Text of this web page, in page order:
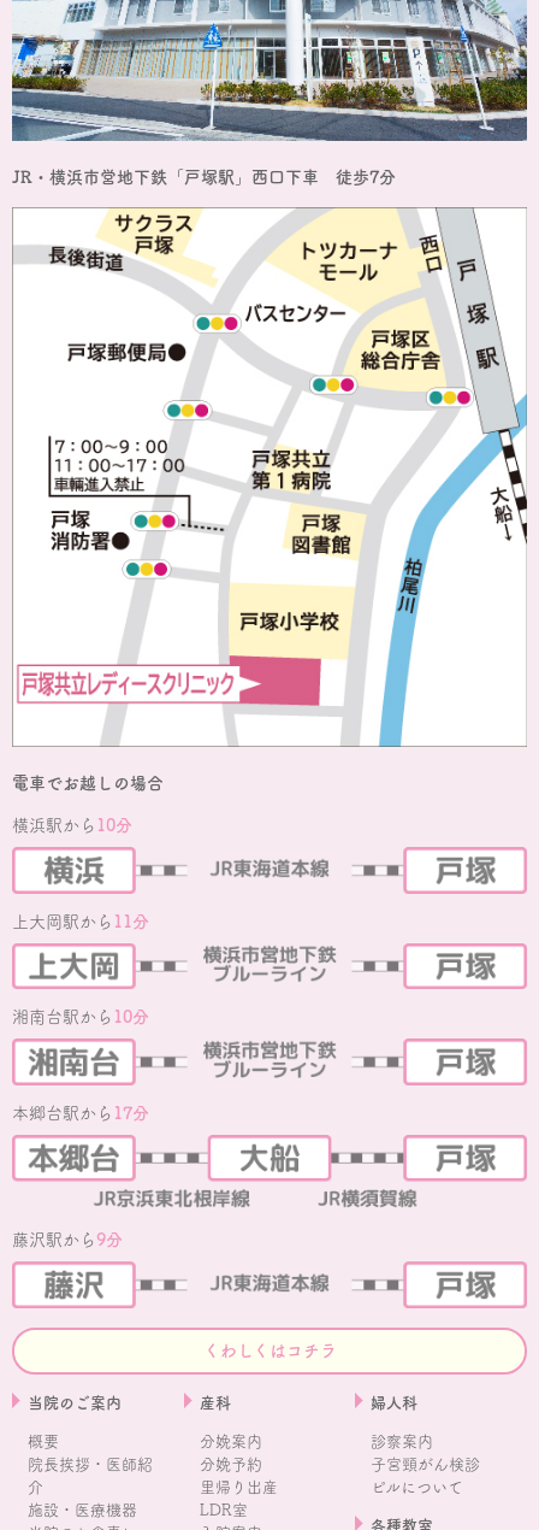
JR・横浜市営地下鉄「戸塚駅」西口下車 徒歩7分
電車でお越しの場合
横浜駅から 10分
上大岡駅から 11分
湘南台駅から 10分
本郷台駅から 17分
藤沢駅から9分
くわしくはコチラ
当院のご案内
概要
院長挨拶・医師紹
介
施設・医療機器
産科
分娩案内
分娩予約
里帰り出産
LDR室
婦人科
診察案内
子宮頸がん検診
ピルについて
各種教室